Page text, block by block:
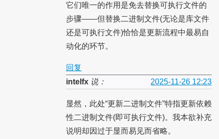
它们唯一的作用是免去替换可执行文件的
步骤——但替换二进制文件(无论是库文件
还是可执行文件)恰恰是更新流程中最易自
动化的环节。
回复
intelfx说： 2025-11-26 12:23
显然，此处“更新二进制文件”特指更新依赖
性二进制文件(即可执行文件)。我本欲补充
说明却因过于显而易见而省略。